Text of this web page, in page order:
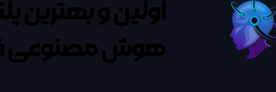
اولین و بهترین
هوش مصنوعی